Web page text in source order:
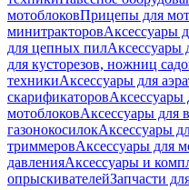
мотоблоковПрицепы для
минитракторовАксессуары
для цепных пилАксессуары
для кусторезов, ножниц
техникиАксессуары для
скарификаторовАксессуары
мотоблоковАксессуары для
газонокосилокАксессуары
триммеровАксессуары для
давленияАксессуары и
опрыскивателейЗапчасти